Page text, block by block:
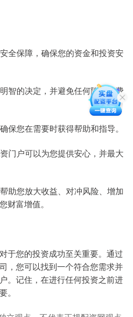
全保障，确保您的资金和投资安
智的决定，并避免任何隐藏的费
保您在需要时获得帮助和指导。
门户可以为您提供安心，并最大
助您放大收益、对冲风险、增加
财富增值。
于您的投资成功至关重要。通过
，您可以找到一个符合您需求并
。记住，在进行任何投资之前进
。